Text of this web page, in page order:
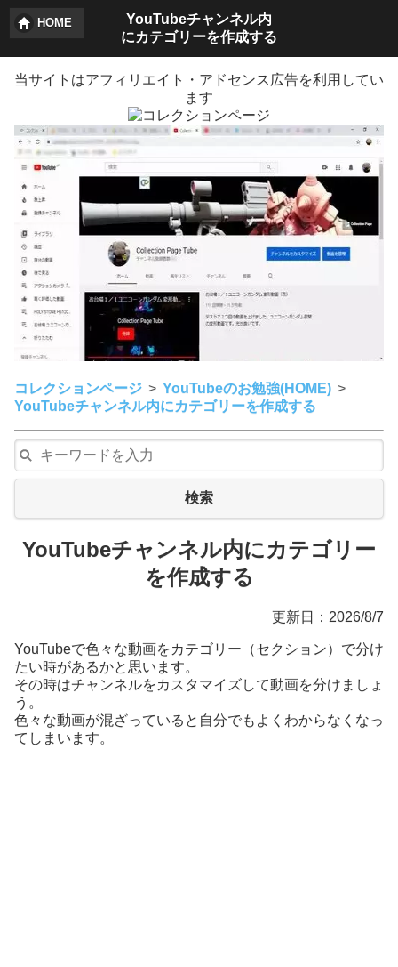
YouTubeチャンネル内
にカテゴリーを作成する
HOME
当サイトはアフィリエイト・アドセンス広告を利用してい
ます
コレクションページ
YouTubeのお勉強(HOME)
YouTubeチャンネル内にカテゴリーを作成する
検索
YouTubeチャンネル内にカテゴリー
を作成する
更新日：2026/8/7
YouTubeで色々な動画をカテゴリー（セクション）で分け
たい時があるかと思います。
その時はチャンネルをカスタマイズして動画を分けましょ
う。
色々な動画が混ざっていると自分でもよくわからなくなっ
てしまいます。